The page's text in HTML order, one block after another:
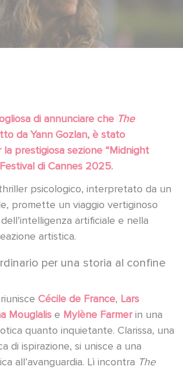
di annunciare che The
da Yann Gozlan, è stato
prestigiosa sezione “Midnight
di Cannes 2025.
psicologico, interpretato da un
promette un viaggio vertiginoso
artificiale e nella
artistica.
per una storia al confine
Cécile de France, Lars
Mouglalis e Mylène Farmerin una
quanto inquietante. Clarissa, una
di ispirazione, si unisce a una
all’avanguardia. Lì incontra The